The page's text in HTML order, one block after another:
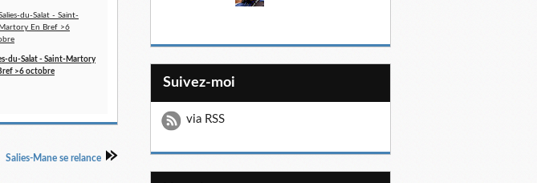
du-Salat - Saint-Martory
>6 octobre
Salies-Mane se relance
Suivez-moi
via RSS